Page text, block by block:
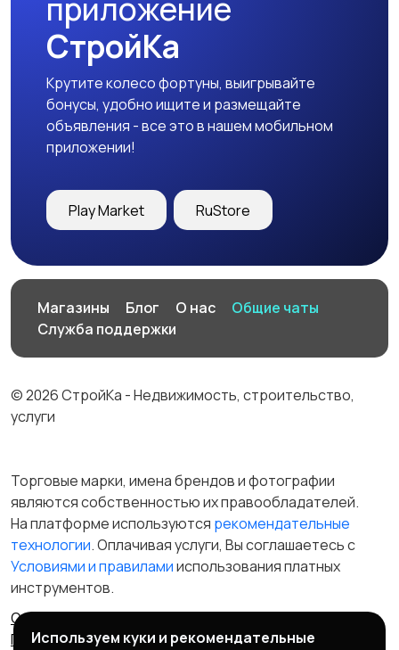
Образование и наука Офисный персонал
Перевозки, склад,
закупки 50
Продажи
Производство19
Рестораны и
Сельское хозяйство Спорт и красота
Страхование
Строительство и
ремонт
Туризм и гостиницы
Управление
недвижимостью
приложение
СтройКа
Крутите колесо фортуны, выигрывайте
бонусы, удобно ищите и размещайте
объявления - все это в нашем мобильном
приложении!
Play Market RuStore
Магазины Блог О нас
Общие чаты
Служба поддержки
© 2026 СтройКа - Недвижимость, строительство,
услуги
Торговые марки, имена брендов и фотографии
являются собственностью их правообладателей.
На платформе используются рекомендательные
технологии. Оплачивая услуги, Вы соглашаетесь c
Условиями и правиламииспользования платных
инструментов.
Отказ от ответственности
Правила сервиса
Политика конфиденциальности
Пользовательское
Используем куки и рекомендательные